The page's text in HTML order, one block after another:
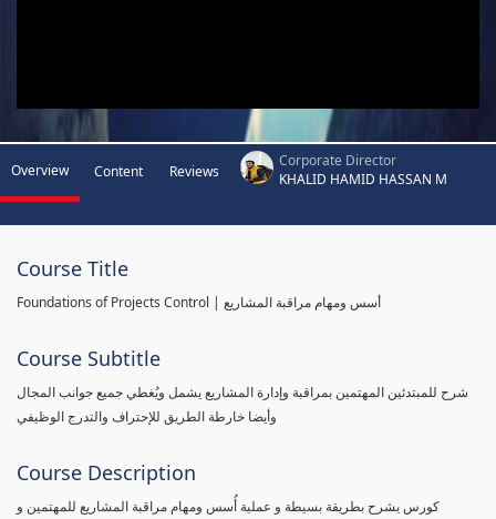
Overview Content Reviews
Corporate Director
KHALID HAMID HASSAN M
Course Title
Foundations of Projects Control | أسس ومهام مراقبة المشاريع
Course Subtitle
شرح للمبتدئين المهتمين بمراقبة وإدارة المشاريع يشمل ويُغطي جميع جوانب المجال
وأيضا خارطة الطريق للإحتراف والتدرج الوظيفي
Course Description
كورس يشرح بطريقة بسيطة و عملية أُسس ومهام مراقبة المشاريع للمهتمين و